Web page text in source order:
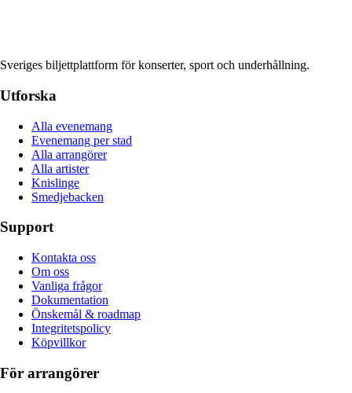
Sveriges biljettplattform för konserter, sport och underhållning.
Utforska
Alla evenemang
Evenemang per stad
Alla arrangörer
Alla artister
Knislinge
Smedjebacken
Support
Kontakta oss
Om oss
Vanliga frågor
Dokumentation
Önskemål & roadmap
Integritetspolicy
Köpvillkor
För arrangörer